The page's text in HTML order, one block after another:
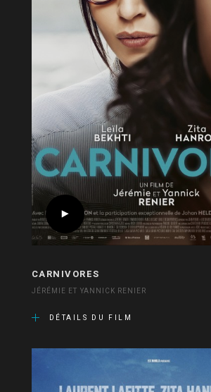
CARNIVORES
JÉRÉMIE ET YANNICK RENIER
DÉTAILS DU FILM